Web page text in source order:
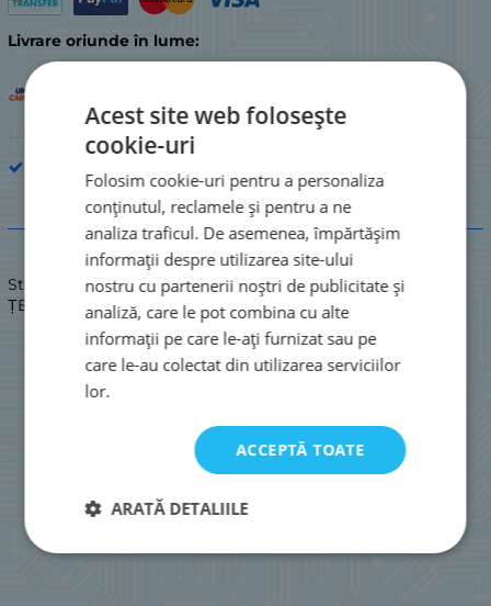
Livrare oriunde în lume:
Descriere
Stare: NOU / NOU
ȚEAVĂ CROMATĂ CU CAPĂT ÎNDOIT DE 35 mm
Acest site web folosește
cookie-uri
Folosim cookie-uri pentru a personaliza
conținutul, reclamele și pentru a ne
analiza traficul. De asemenea, împărtășim
informații despre utilizarea site-ului
nostru cu partenerii noștri de publicitate și
analiză, care le pot combina cu alte
informații pe care le-ați furnizat sau pe
care le-au colectat din utilizarea serviciilor
lor.
ACCEPTĂ TOATE
ARATĂ DETALIILE